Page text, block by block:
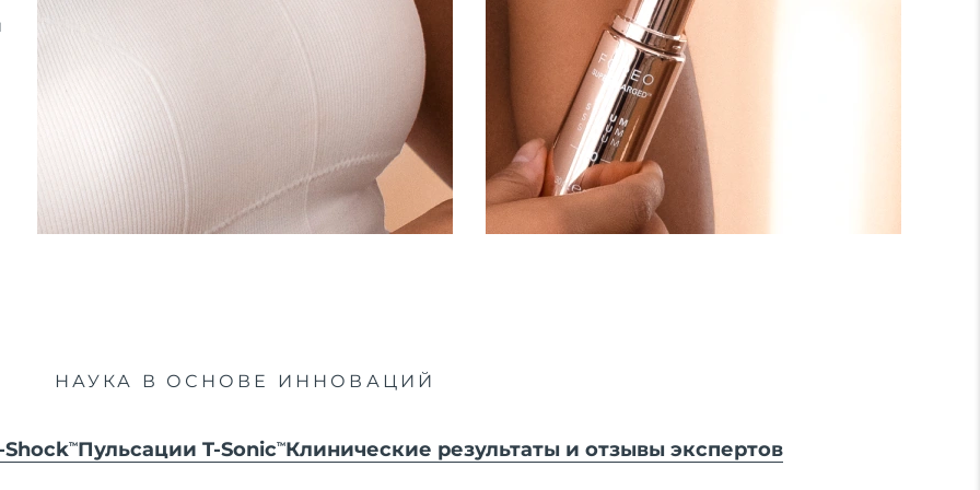
НАУКА В ОСНОВЕ ИННОВАЦИЙ
TMПульсации T-SonicTMКлинические результаты и отзывы экспертов